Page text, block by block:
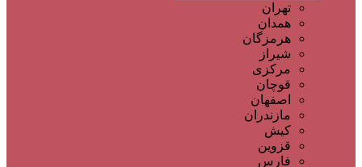
تهران
همدان
هرمزگان
شیراز
مرکزی
قوچان
اصفهان
مازندران
کیش
قزوین
فارس